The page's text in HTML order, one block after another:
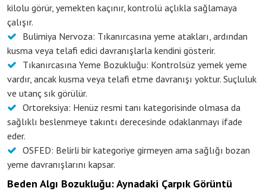
kilolu görür, yemekten kaçınır, kontrolü açlıkla sağlamaya
çalışır.
Bulimiya Nervoza: Tıkanırcasına yeme atakları, ardından
kusma veya telafi edici davranışlarla kendini gösterir.
Tıkanırcasına Yeme Bozukluğu: Kontrolsüz yemek yeme
vardır, ancak kusma veya telafi etme davranışı yoktur. Suçluluk
ve utanç sık görülür.
Ortoreksiya: Henüz resmi tanı kategorisinde olmasa da
sağlıklı beslenmeye takıntı derecesinde odaklanmayı ifade
eder.
OSFED: Belirli bir kategoriye girmeyen ama sağlığı bozan
yeme davranışlarını kapsar.
Beden Algı Bozukluğu: Aynadaki Çarpık Görüntü